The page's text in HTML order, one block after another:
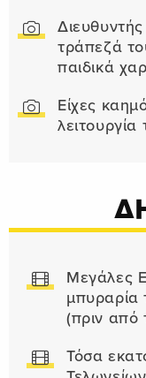
τράπεζά
παιδικά
Είχες
Μεγάλες
μπυραρία
(πριν από
Τόσα